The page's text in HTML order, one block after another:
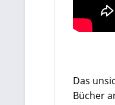
Das
Bücher